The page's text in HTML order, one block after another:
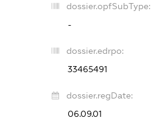
dossier.opfSubType:
-
dossier.edrpo:
33465491
dossier.regDate:
06.09.01